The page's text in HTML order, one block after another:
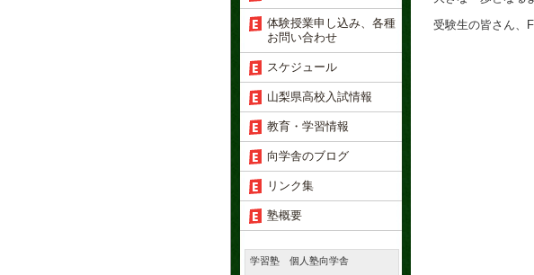
受験生の皆さん、
体験授業申し込み、各種
お問い合わせ
スケジュール
山梨県高校入試情報
教育・学習情報
向学舎のブログ
リンク集
塾概要
学習塾 個人塾向学舎